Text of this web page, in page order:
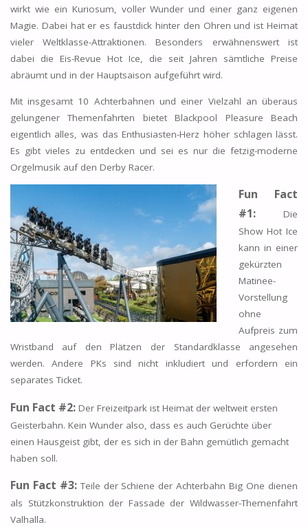
wirkt wie ein Kuriosum, voller Wunder und einer ganz eigenen
Magie. Dabei hat er es faustdick hinter den Ohren und ist Heimat
vieler Weltklasse-Attraktionen. Besonders erwähnenswert ist
dabei die Eis-Revue Hot Ice, die seit Jahren sämtliche Preise
abräumt und in der Hauptsaison aufgeführt wird.
Mit insgesamt 10 Achterbahnen und einer Vielzahl an überaus
gelungener Themenfahrten bietet Blackpool Pleasure Beach
eigentlich alles, was das Enthusiasten-Herz höher schlagen lässt.
Es gibt vieles zu entdecken und sei es nur die fetzig-moderne
Orgelmusik auf den Derby Racer.
Fun Fact
#1:Die
Show Hot Ice
kann in einer
gekürzten
Matinee-
Vorstellung
ohne
Aufpreis zum
Wristband auf den Plätzen der Standardklasse angesehen
werden. Andere PKs sind nicht inkludiert und erfordern ein
separates Ticket.
Fun Fact #2:Der Freizeitpark ist Heimat der weltweit ersten
Geisterbahn. Kein Wunder also, dass es auch Gerüchte über
einen Hausgeist gibt, der es sich in der Bahn gemütlich gemacht
haben soll.
Fun Fact #3:Teile der Schiene der Achterbahn Big One dienen
als Stützkonstruktion der Fassade der Wildwasser-Themenfahrt
Valhalla.